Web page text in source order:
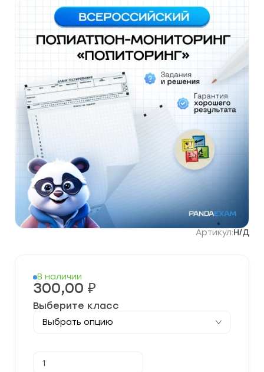
Артикул:Н/Д
В наличии
300,00 ₽
Выберите класс
товара